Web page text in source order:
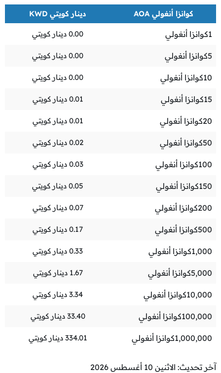
كوانزا أنغولي AOA دينار كويتي KWD
1كوانزا أنغولي 0.00 دينار كويتي
5كوانزا أنغولي 0.00 دينار كويتي
10كوانزا أنغولي 0.00 دينار كويتي
15كوانزا أنغولي 0.01 دينار كويتي
20كوانزا أنغولي 0.01 دينار كويتي
50كوانزا أنغولي 0.02 دينار كويتي
100كوانزا أنغولي 0.03 دينار كويتي
150كوانزا أنغولي 0.05 دينار كويتي
200كوانزا أنغولي 0.07 دينار كويتي
500كوانزا أنغولي 0.17 دينار كويتي
1,000كوانزا أنغولي 0.33 دينار كويتي
5,000كوانزا أنغولي 1.67 دينار كويتي
10,000كوانزا أنغولي 3.34 دينار كويتي
100,000كوانزا أنغولي 33.40 دينار كويتي
1,000,000كوانزا أنغولي 334.01 دينار كويتي
آخر تحديث: الاثنين 10 أغسطس 2026